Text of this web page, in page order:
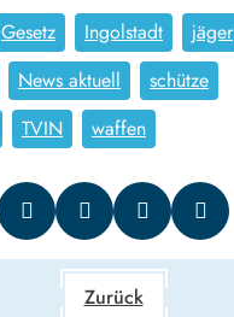
Gesetz Ingolstadt
jäger
News aktuell
schütze
TVIN waffen
Zurück